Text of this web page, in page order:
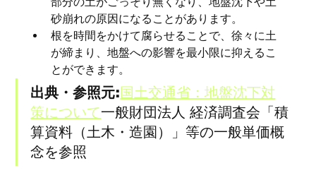
砂崩れの原因になることがあります。
根を時間をかけて腐らせることで、徐々に土
が締まり、地盤への影響を最小限に抑えるこ
とができます。
出典・参照元:国土交通省：地盤沈下対
策について一般財団法人 経済調査会「積
算資料（土木・造園）」等の一般単価概
念を参照